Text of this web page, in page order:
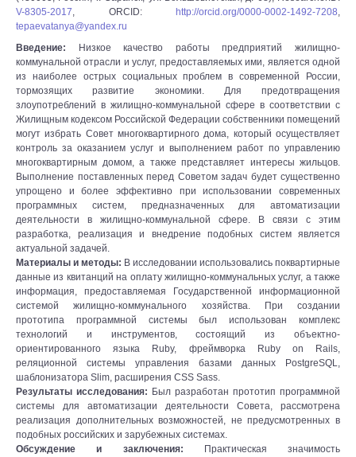
V-8305-2017, ORCID: http://orcid.org/0000-0002-1492-7208,
tepaevatanya@yandex.ru
Введение: Низкое качество работы предприятий жилищно-
коммунальной отрасли и услуг, предоставляемых ими, является одной
из наиболее острых социальных проблем в современной России,
тормозящих развитие экономики. Для предотвращения
злоупотреблений в жилищно-коммунальной сфере в соответствии с
Жилищным кодексом Российской Федерации собственники помещений
могут избрать Совет многоквартирного дома, который осуществляет
контроль за оказанием услуг и выполнением работ по управлению
многоквартирным домом, а также представляет интересы жильцов.
Выполнение поставленных перед Советом задач будет существенно
упрощено и более эффективно при использовании современных
программных систем, предназначенных для автоматизации
деятельности в жилищно-коммунальной сфере. В связи с этим
разработка, реализация и внедрение подобных систем является
актуальной задачей.
Материалы и методы: В исследовании использовались поквартирные
данные из квитанций на оплату жилищно-коммунальных услуг, а также
информация, предоставляемая Государственной информационной
системой жилищно-коммунального хозяйства. При создании
прототипа программной системы был использован комплекс
технологий и инструментов, состоящий из объектно-
ориентированного языка Ruby, фреймворка Ruby on Rails,
реляционной системы управления базами данных PostgreSQL,
шаблонизатора Slim, расширения CSS Sass.
Результаты исследования: Был разработан прототип программной
системы для автоматизации деятельности Совета, рассмотрена
реализация дополнительных возможностей, не предусмотренных в
подобных российских и зарубежных системах.
Обсуждение и заключения: Практическая значимость